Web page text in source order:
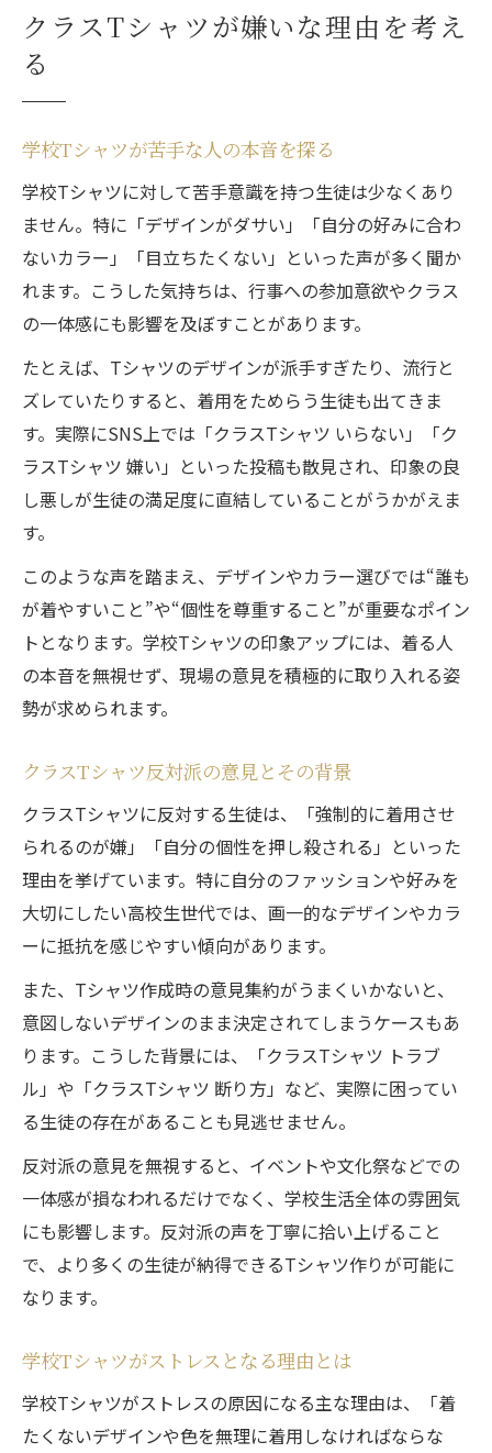
クラスTシャツが嫌いな理由を考え
る
学校Tシャツが苦手な人の本音を探る
学校Tシャツに対して苦手意識を持つ生徒は少なくあり
ません。特に「デザインがダサい」「自分の好みに合わ
ないカラー」「目立ちたくない」といった声が多く聞か
れます。こうした気持ちは、行事への参加意欲やクラス
の一体感にも影響を及ぼすことがあります。
たとえば、Tシャツのデザインが派手すぎたり、流行と
ズレていたりすると、着用をためらう生徒も出てきま
す。実際にSNS上では「クラスTシャツ いらない」「ク
ラスTシャツ 嫌い」といった投稿も散見され、印象の良
し悪しが生徒の満足度に直結していることがうかがえま
す。
このような声を踏まえ、デザインやカラー選びでは“誰も
が着やすいこと”や“個性を尊重すること”が重要なポイン
トとなります。学校Tシャツの印象アップには、着る人
の本音を無視せず、現場の意見を積極的に取り入れる姿
勢が求められます。
クラスTシャツ反対派の意見とその背景
クラスTシャツに反対する生徒は、「強制的に着用させ
られるのが嫌」「自分の個性を押し殺される」といった
理由を挙げています。特に自分のファッションや好みを
大切にしたい高校生世代では、画一的なデザインやカラ
ーに抵抗を感じやすい傾向があります。
また、Tシャツ作成時の意見集約がうまくいかないと、
意図しないデザインのまま決定されてしまうケースもあ
ります。こうした背景には、「クラスTシャツ トラブ
ル」や「クラスTシャツ 断り方」など、実際に困ってい
る生徒の存在があることも見逃せません。
反対派の意見を無視すると、イベントや文化祭などでの
一体感が損なわれるだけでなく、学校生活全体の雰囲気
にも影響します。反対派の声を丁寧に拾い上げること
で、より多くの生徒が納得できるTシャツ作りが可能に
なります。
学校Tシャツがストレスとなる理由とは
学校Tシャツがストレスの原因になる主な理由は、「着
たくないデザインや色を無理に着用しなければならな